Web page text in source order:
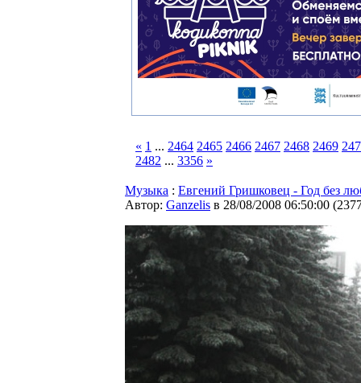
« 1 ... 2464 2465 2466 2467 2468 2469
2482 ... 3356 »
Музыка : Евгений Гришковец - Год без
Автор: Ganzelis в 28/08/2008 06:50:00 (